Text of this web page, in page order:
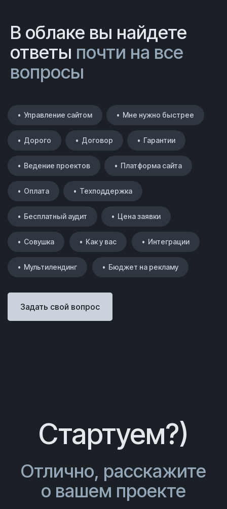
В облаке вы найдете
ответы почти на все
вопросы
• Управление сайтом • Мне нужно быстрее
• Дорого • Договор • Гарантии
• Ведение проектов • Платформа сайта
• Оплата • Техподдержка
• Бесплатный аудит • Цена заявки
• Совушка • Как у вас • Интеграции
• Мультилендинг • Бюджет на рекламу
Задать свой вопрос
Стартуем?)
Отлично, расскажите
о вашем проекте